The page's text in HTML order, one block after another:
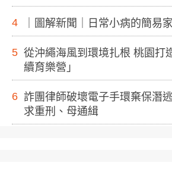
4 ｜圖解新聞｜日常小病的簡易
5 從沖繩海風到環境扎根 桃園打
續育樂營」
6 詐團律師破壞電子手環棄保潛
求重刑、母通緝